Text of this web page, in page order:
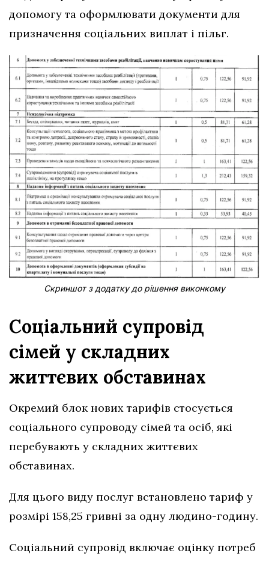
допомогу та оформлювати документи для
призначення соціальних виплат і пільг.
Скриншот з додатку до рішення виконкому
Соціальний супровід
сімей у складних
життєвих обставинах
Окремий блок нових тарифів стосується
соціального супроводу сімей та осіб, які
перебувають у складних життєвих
обставинах.
Для цього виду послуг встановлено тариф у
розмірі 158,25 гривні за одну людино-годину.
Соціальний супровід включає оцінку потреб